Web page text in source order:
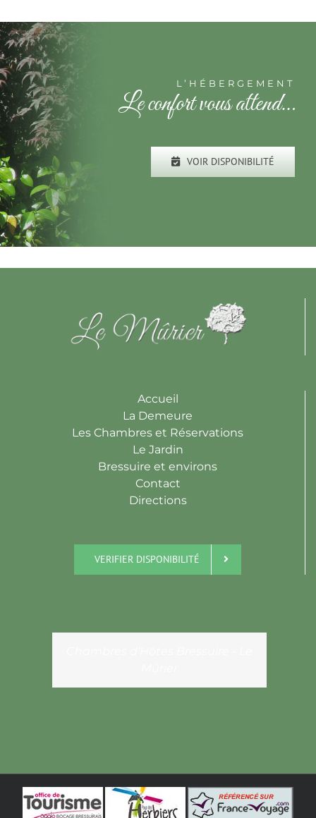
L’HÉBERGEMENT
Le confort vous attend…
VOIR DISPONIBILITÉ
Accueil
La Demeure
Les Chambres et Réservations
Le Jardin
Bressuire et environs
Contact
Directions
VERIFIER DISPONIBILITÉ